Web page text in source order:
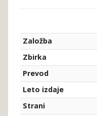
Založba
Zbirka
Prevod
Leto izdaje
Strani